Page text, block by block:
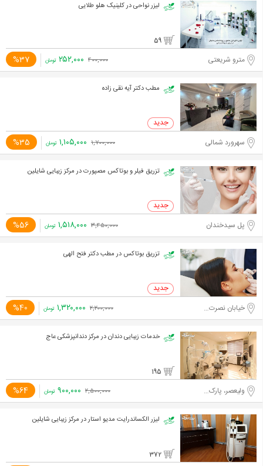
لیزر نواحی در کلینیک هلو طلایی
59
مترو شریعتی %37 ۴۰۰,۰۰۰ ۲۵۲,۰۰۰ تومان
مطب دکتر آیه نقی زاده
سهرورد شمالی %35 ۱,۷۰۰,۰۰۰ ۱,۱۰۵,۰۰۰ تومان
تزریق فیلر و بوتاکس مصپورت در مرکز زیبایی شایلین
پل سیدخندان %56 ۳,۴۵۰,۰۰۰ ۱,۵۱۸,۰۰۰ تومان
تزریق بوتاکس در مطب دکتر فتح الهی
خیابان نصرت غربی %40 ۲,۲۰۰,۰۰۰ ۱,۳۲۰,۰۰۰ تومان
خدمات زیبایی دندان در مرکز دندانپزشکی عاج
195
ولیعصر، پارک ساعی %64 ۲,۵۰۰,۰۰۰ ۹۰۰,۰۰۰ تومان
لیزر الکساندرایت مدیو استار در مرکز زیبایی شایلین
372